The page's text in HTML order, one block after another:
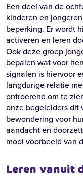
Een deel van de
kinderen en
beperking. Er wordt
activeren en leren
Ook deze groep
bepalen wat voor
signalen is hiervoor
langdurige relatie
ontroerend om te
onze begeleiders dit
bewondering voor
aandacht en
mooi voorbeeld van
Leren vanuit